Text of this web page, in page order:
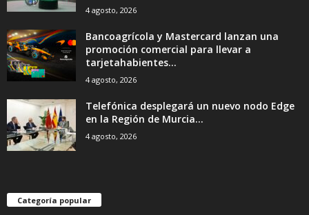
4 agosto, 2026
Bancoagrícola y Mastercard lanzan una
promoción comercial para llevar a
tarjetahabientes...
4 agosto, 2026
Telefónica desplegará un nuevo nodo Edge
en la Región de Murcia...
4 agosto, 2026
Categoría popular